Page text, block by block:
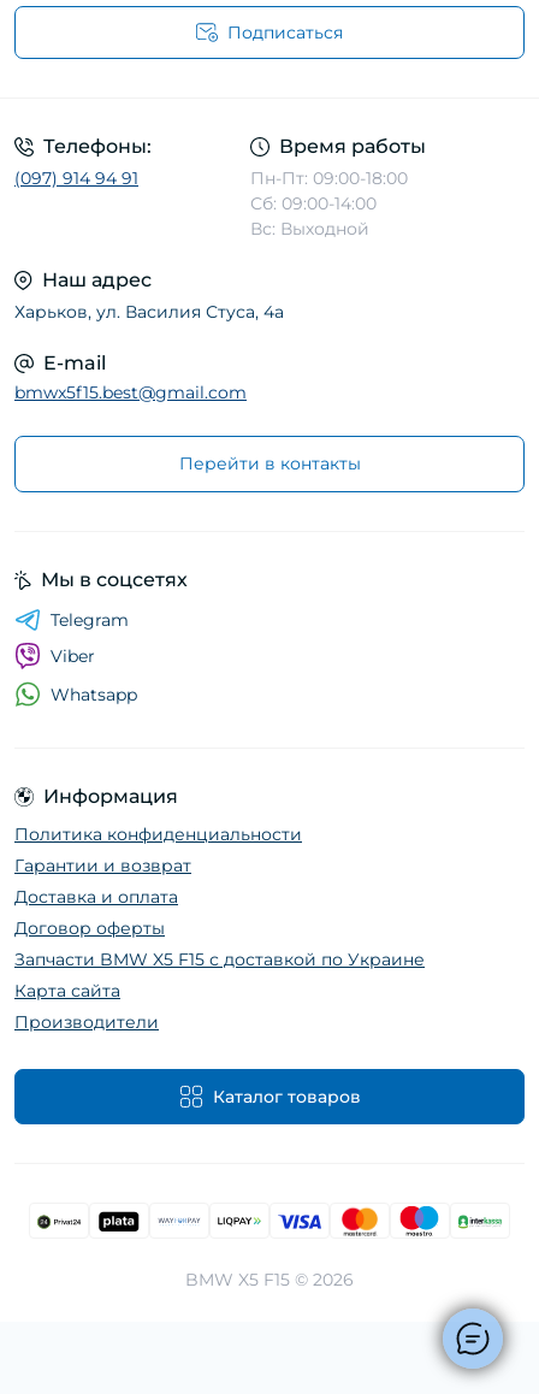
Подписаться
Телефоны:
(097) 914 94 91
Время работы
Пн-Пт: 09:00-18:00
Сб: 09:00-14:00
Вс: Выходной
Наш адрес
Харьков, ул. Василия Стуса, 4а
E-mail
bmwx5f15.best@gmail.com
Перейти в контакты
Информация
Политика конфиденциальности
Гарантии и возврат
Доставка и оплата
Договор оферты
Запчасти BMW X5 F15 с доставкой по Украине
Карта сайта
Производители
Каталог товаров
Мы в соцсетях
Telegram
Viber
Whatsapp
BMW X5 F15 © 2026